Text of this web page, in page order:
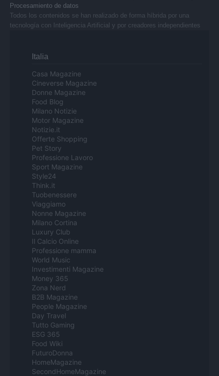
Procesamiento de datos
Todos los contenidos se han realizado de forma híbrida por una
tecnología con Inteligencia Artificial y por creadores independientes
Italia
Casa Magazine
Cineverse Magazine
Donne Magazine
Food Blog
Milano Notizie
Motor Magazine
Notizie.it
Offerte Shopping
Pet Story
Professione Lavoro
Sport Magazine
Style24
Think.it
Tuobenessere
Viaggiamo
Nonne Magazine
Milano Cortina
Luxury Club
Il Calcio Online
Professione mamma
World Music
Investimenti Magazine
Money 365
Zona Nerd
B2B Magazine
People Magazine
Day Travel
Tutto Gaming
ESG 365
Food Wiki
FuturoDonna
HomeMagazine
SecondHomeMagazine